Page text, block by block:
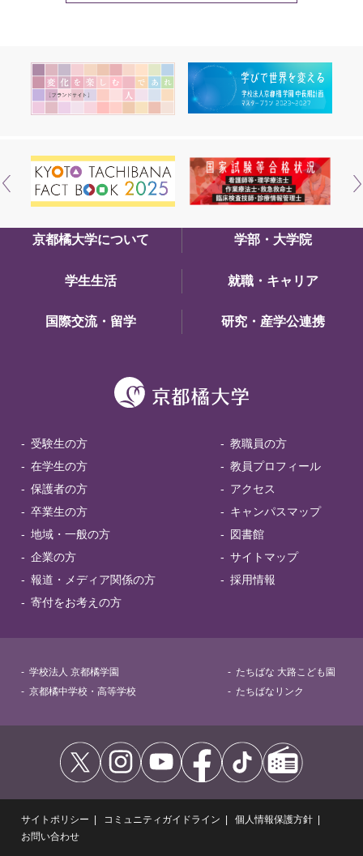
京都橘大学について 学部・大学院
学生生活 就職・キャリア
国際交流・留学 研究・産学公連携
受験生の方
在学生の方
保護者の方
卒業生の方
地域・一般の方
企業の方
報道・メディア関係の方
寄付をお考えの方
教職員の方
教員プロフィール
アクセス
キャンパスマップ
図書館
サイトマップ
採用情報
学校法人 京都橘学園
京都橘中学校・高等学校
たちばな 大路こども園
たちばなリンク
サイトポリシー コミュニティガイドライン
個人情報保護方針
お問い合わせ